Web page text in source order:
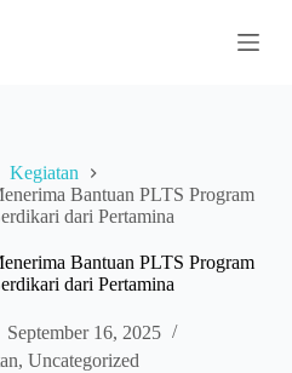
Kegiatan
Bantuan PLTS Program
dari Pertamina
Bantuan PLTS Program
dari Pertamina
September 16, 2025
,Uncategorized